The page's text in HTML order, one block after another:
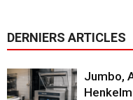
DERNIERS ARTICLES
Jumbo,